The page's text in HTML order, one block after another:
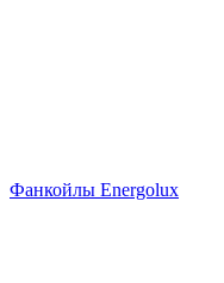
Фанкойлы Energolux